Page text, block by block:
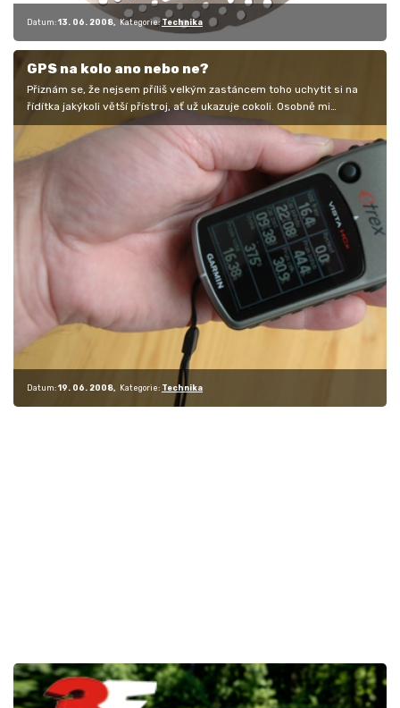
Datum: 13. 06. 2008 Kategorie: Technika
GPS na kolo ano nebo ne?
Přiznám se, že nejsem příliš velkým zastáncem toho uchytit si na
řídítka jakýkoli větší přístroj, ať už ukazuje cokoli. Osobně mi
postačí…
Datum: 19. 06. 2008 Kategorie: Technika